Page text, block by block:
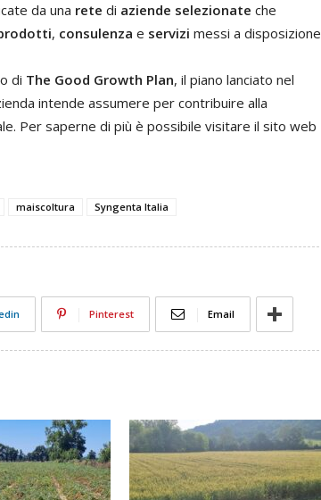
da una rete di aziende selezionate che
, consulenza e servizi messi a disposizione
di The Good Growth Plan, il piano lanciato nel
intende assumere per contribuire alla
Per saperne di più è possibile visitare il sito web
maiscoltura Syngenta Italia
Pinterest Email